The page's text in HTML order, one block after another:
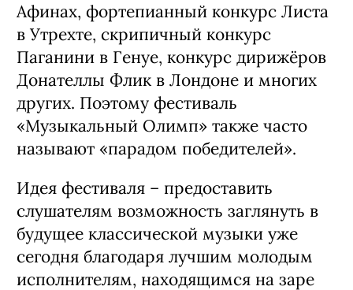
Афинах, фортепианный конкурс Листа
в Утрехте, скрипичный конкурс
Паганини в Генуе, конкурс дирижёров
Донателлы Флик в Лондоне и многих
других. Поэтому фестиваль
«Музыкальный Олимп» также часто
называют «парадом победителей».
Идея фестиваля – предоставить
слушателям возможность заглянуть в
будущее классической музыки уже
сегодня благодаря лучшим молодым
исполнителям, находящимся на заре